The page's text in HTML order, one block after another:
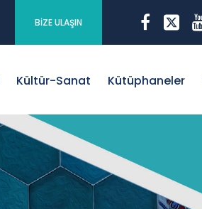
BİZE ULAŞIN
Kültür-Sanat Kütüphaneler